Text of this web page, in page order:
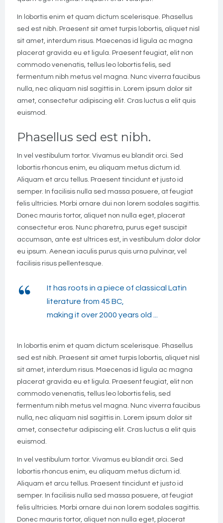
In lobortis enim et quam dictum scelerisque. Phasellus
sed est nibh. Praesent sit amet turpis lobortis, aliquet nisl
sit amet, interdum risus. Maecenas id ligula ac magna
placerat gravida eu et ligula. Praesent feugiat, elit non
commodo venenatis, tellus leo lobortis felis, sed
fermentum nibh metus vel magna. Nunc viverra faucibus
nulla, nec aliquam nisl sagittis in. Lorem ipsum dolor sit
amet, consectetur adipiscing elit. Cras luctus a elit quis
euismod.
Phasellus sed est nibh.
In vel vestibulum tortor. Vivamus eu blandit orci. Sed
lobortis rhoncus enim, eu aliquam metus dictum id.
Aliquam et arcu tellus. Praesent tincidunt et justo id
semper. In facilisis nulla sed massa posuere, at feugiat
felis ultricies. Morbi ornare dui non lorem sodales sagittis.
Donec mauris tortor, aliquet non nulla eget, placerat
consectetur eros. Nunc pharetra, purus eget suscipit
accumsan, ante est ultrices est, in vestibulum dolor dolor
eu ipsum. Aenean iaculis purus quis urna pulvinar, vel
facilisis risus pellentesque.
It has roots in a piece of classical Latin
literature from 45 BC,
making it over 2000 years old ...
In lobortis enim et quam dictum scelerisque. Phasellus
sed est nibh. Praesent sit amet turpis lobortis, aliquet nisl
sit amet, interdum risus. Maecenas id ligula ac magna
placerat gravida eu et ligula. Praesent feugiat, elit non
commodo venenatis, tellus leo lobortis felis, sed
fermentum nibh metus vel magna. Nunc viverra faucibus
nulla, nec aliquam nisl sagittis in. Lorem ipsum dolor sit
amet, consectetur adipiscing elit. Cras luctus a elit quis
euismod.
In vel vestibulum tortor. Vivamus eu blandit orci. Sed
lobortis rhoncus enim, eu aliquam metus dictum id.
Aliquam et arcu tellus. Praesent tincidunt et justo id
semper. In facilisis nulla sed massa posuere, at feugiat
felis ultricies. Morbi ornare dui non lorem sodales sagittis.
Donec mauris tortor, aliquet non nulla eget, placerat